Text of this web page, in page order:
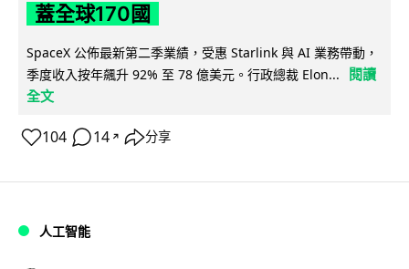
蓋全球170國
SpaceX 公佈最新第二季業績，受惠 Starlink 與 AI 業務帶動，
季度收入按年飆升 92% 至 78 億美元。行政總裁 Elon...
閱讀
全文
104 14 ↗ 分享
人工智能